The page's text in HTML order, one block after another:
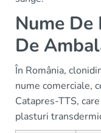
Nume
De
În România,
nume comerciale,
Catapres-TTS,
plasturi